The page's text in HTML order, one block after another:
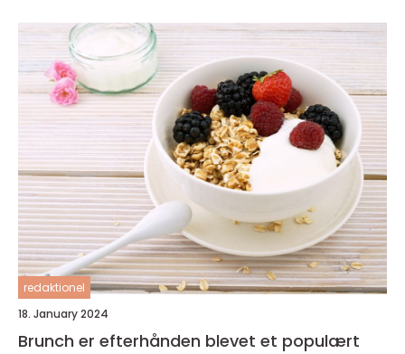
redaktionel
18. January 2024
Brunch er efterhånden blevet et populært